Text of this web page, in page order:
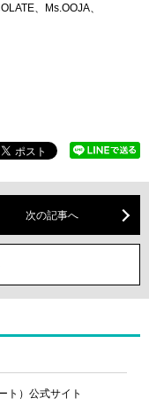
Ms.OOJA
次の記事へ
ト）公式サイト